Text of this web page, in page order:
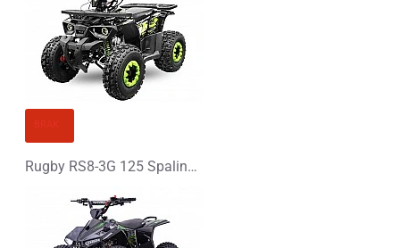
Rugby RS8-3G 125 Spalinowy Midi Quad - PLATIN LINE